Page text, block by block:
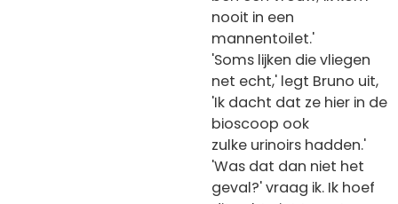
nooit in een
mannentoilet.'
'Soms lijken die vliegen
net echt,' legt Bruno uit,
'Ik dacht dat ze hier in de
bioscoop ook
zulke urinoirs hadden.'
'Was dat dan niet het
geval?' vraag ik. Ik hoef